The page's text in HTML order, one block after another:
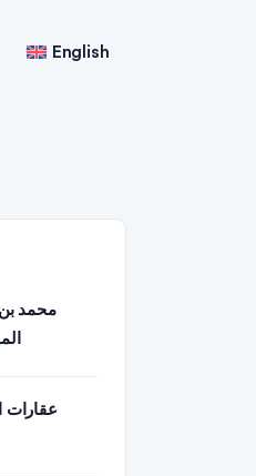
English
محمد بن